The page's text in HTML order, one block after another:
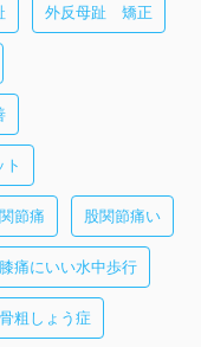
外反母趾 矯正
節痛 股関節痛い
膝痛にいい水中歩行
骨粗しょう症